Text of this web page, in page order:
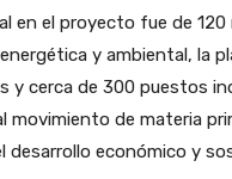
en el proyecto fue de 120
y ambiental, la
y cerca de 300 puestos
movimiento de materia
desarrollo económico y